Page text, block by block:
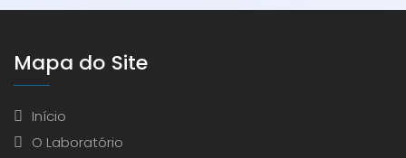
Mapa do Site
Início
O Laboratório